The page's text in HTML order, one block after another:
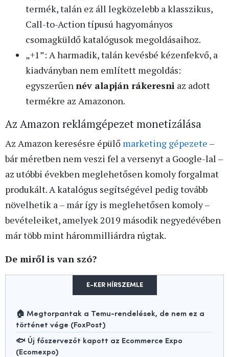
termék, talán ez áll legközelebb a klasszikus,
Call-to-Action típusú hagyományos
csomagküldő katalógusok megoldásaihoz.
„+1”: A harmadik, talán kevésbé kézenfekvő, a
kiadványban nem említett megoldás:
egyszerűennév alapján rákeresni az adott
termékre az Amazonon.
Az Amazon reklámgépezet monetizálása
Az Amazon keresésre épülő marketing gépezete –
bár méretben nem veszi fel a versenyt a Google-lal –
az utóbbi években meglehetősen komoly forgalmat
produkált. A katalógus segítségével pedig tovább
növelhetik a – már így is meglehetősen komoly –
bevételeiket, amelyek 2019 második negyedévében
már több mint hárommilliárdra rúgtak.
De miről is van szó?
E-KER HÍRSZEMLE
🏠 Megtorpantak a Temu-rendelések, de nem ez a
történet vége (FoxPost)
🐟 Új főszervezőt kapott az Ecommerce Expo
(Ecomexpo)